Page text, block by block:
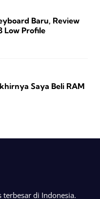
Baru, Review
Low Profile
Saya Beli RAM
di Indonesia.